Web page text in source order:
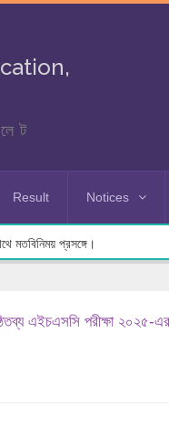
Result Notices
মতবিনিময় প্রসঙ্গে।
এইচএসসি পরীক্ষা